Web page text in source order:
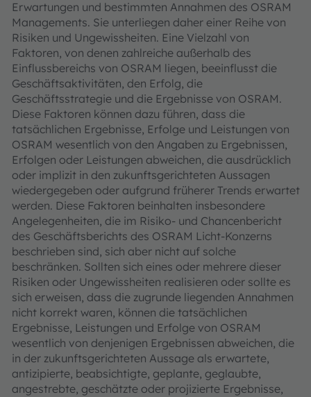
Erwartungen und bestimmten Annahmen des OSRAM
Managements. Sie unterliegen daher einer Reihe von
Risiken und Ungewissheiten. Eine Vielzahl von
Faktoren, von denen zahlreiche außerhalb des
Einflussbereichs von OSRAM liegen, beeinflusst die
Geschäftsaktivitäten, den Erfolg, die
Geschäftsstrategie und die Ergebnisse von OSRAM.
Diese Faktoren können dazu führen, dass die
tatsächlichen Ergebnisse, Erfolge und Leistungen von
OSRAM wesentlich von den Angaben zu Ergebnissen,
Erfolgen oder Leistungen abweichen, die ausdrücklich
oder implizit in den zukunftsgerichteten Aussagen
wiedergegeben oder aufgrund früherer Trends erwartet
werden. Diese Faktoren beinhalten insbesondere
Angelegenheiten, die im Risiko- und Chancenbericht
des Geschäftsberichts des OSRAM Licht-Konzerns
beschrieben sind, sich aber nicht auf solche
beschränken. Sollten sich eines oder mehrere dieser
Risiken oder Ungewissheiten realisieren oder sollte es
sich erweisen, dass die zugrunde liegenden Annahmen
nicht korrekt waren, können die tatsächlichen
Ergebnisse, Leistungen und Erfolge von OSRAM
wesentlich von denjenigen Ergebnissen abweichen, die
in der zukunftsgerichteten Aussage als erwartete,
antizipierte, beabsichtigte, geplante, geglaubte,
angestrebte, geschätzte oder projizierte Ergebnisse,